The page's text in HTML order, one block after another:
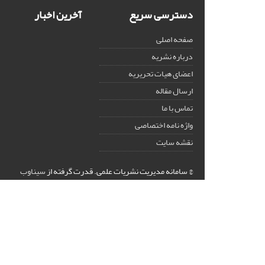
دسترسی سریع
صفحه اصلی
درباره نشریه
اعضای هیات تحریریه
ارسال مقاله
تماس با ما
واژه نامه اختصاصی
نقشه سایت
آخرین اخبار
© سامانه مدیریت نشریات علمی.قدرت گرفته ازسیناوب